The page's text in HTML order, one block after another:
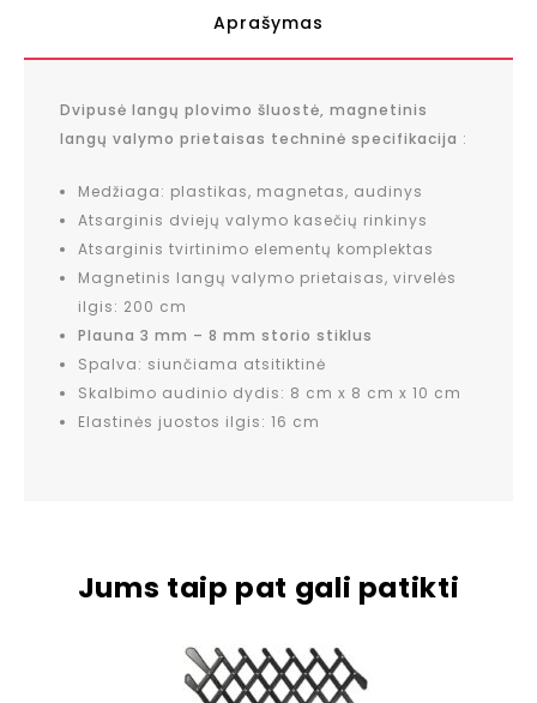
Aprašymas
Dvipusė langų plovimo šluostė, magnetinis
langų valymo prietaisas techninė specifikacija :
Medžiaga: plastikas, magnetas, audinys
Atsarginis dviejų valymo kasečių rinkinys
Atsarginis tvirtinimo elementų komplektas
Magnetinis langų valymo prietaisas, virvelės
ilgis: 200 cm
Plauna 3 mm – 8 mm storio stiklus
Spalva: siunčiama atsitiktinė
Skalbimo audinio dydis: 8 cm x 8 cm x 10 cm
Elastinės juostos ilgis: 16 cm
Jums taip pat gali patikti